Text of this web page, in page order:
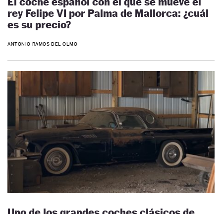
rey Felipe VI por Palma de Mallorca: ¿cuál
es su precio?
ANTONIO RAMOS DEL OLMO